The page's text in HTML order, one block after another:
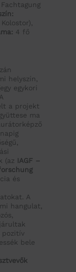
4 fő
helyszín,
egykori
a projekt
ma
(az IAGF –
és
A
hangulat,
pozitív
bele